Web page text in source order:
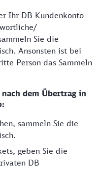
Ihr DB Kundenkonto
Sie die
Ansonsten ist bei
Person das Sammeln
dem Übertrag in
sammeln Sie die
geben Sie die
DB